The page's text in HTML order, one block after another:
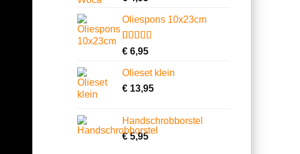
4.62
gebaseerd
op
klantbeoordelingen
Oliespons 10x23cm
Gewaardeerd
4.22
gebaseerd
op
9
klantbeoordelingen
€6,95
Olieset klein
€13,95
Handschrobborstel
€5,95